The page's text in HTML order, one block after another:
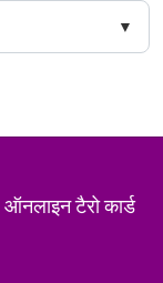
टैरो कार्ड